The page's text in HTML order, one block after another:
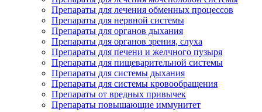
Препараты для лечения обменных процессов
Препараты для нервной системы
Препараты для органов дыхания
Препараты для органов зрения, слуха
Препараты для печени и желчного пузыря
Препараты для пищеварительной системы
Препараты для системы дыхания
Препараты для системы кровообращения
Препараты от вредных привычек
Препараты повышающие иммунитет